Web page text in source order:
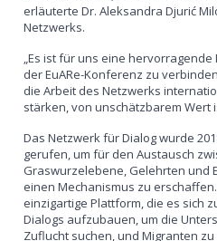
erläuterte Dr. Aleksandra Djurić
Netzwerks.
„Es ist für uns eine
der EuARe-Konferenz zu
die Arbeit des Netzwerks
stärken, von unschätzbarem Wert
Das Netzwerk für Dialog wurde
gerufen, um für den Austausch
Graswurzelebene, Gelehrten und
einen Mechanismus zu
einzigartige Plattform, die es sich
Dialogs aufzubauen, um die
Zuflucht suchen, und Migranten